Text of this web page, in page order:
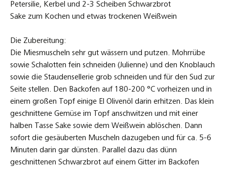
Petersilie, Kerbel und 2-3 Scheiben Schwarzbrot
Sake zum Kochen und etwas trockenen Weißwein
Die Zubereitung:
Die Miesmuscheln sehr gut wässern und putzen. Mohrrübe
sowie Schalotten fein schneiden (Julienne) und den Knoblauch
sowie die Staudensellerie grob schneiden und für den Sud zur
Seite stellen. Den Backofen auf 180-200 °C vorheizen und in
einem großen Topf einige El Olivenöl darin erhitzen. Das klein
geschnittene Gemüse im Topf anschwitzen und mit einer
halben Tasse Sake sowie dem Weißwein ablöschen. Dann
sofort die gesäuberten Muscheln dazugeben und für ca. 5-6
Minuten darin gar dünsten. Parallel dazu das dünn
geschnittenen Schwarzbrot auf einem Gitter im Backofen